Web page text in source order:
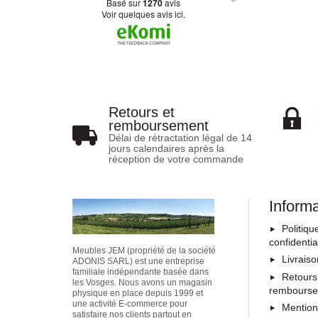
1270
Voir quelques avis ici.
Retours et
remboursement
Délai de rétractation légal de 14
jours calendaires après la
réception de votre commande
Meubles JEM (propriété de la société
ADONIS SARL) est une entreprise
familiale indépendante basée dans
les Vosges. Nous avons un magasin
physique en place depuis 1999 et
une activité E-commerce pour
satisfaire nos clients partout en